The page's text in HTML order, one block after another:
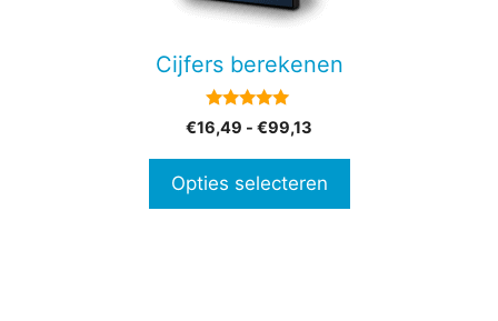
Cijfers berekenen
5.00
van 5
€16,49 - €99,13
€99,13
Opties selecteren
productpagina